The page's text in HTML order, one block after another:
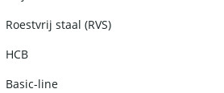
Roestvrij staal (RVS)
HCB
Basic-line